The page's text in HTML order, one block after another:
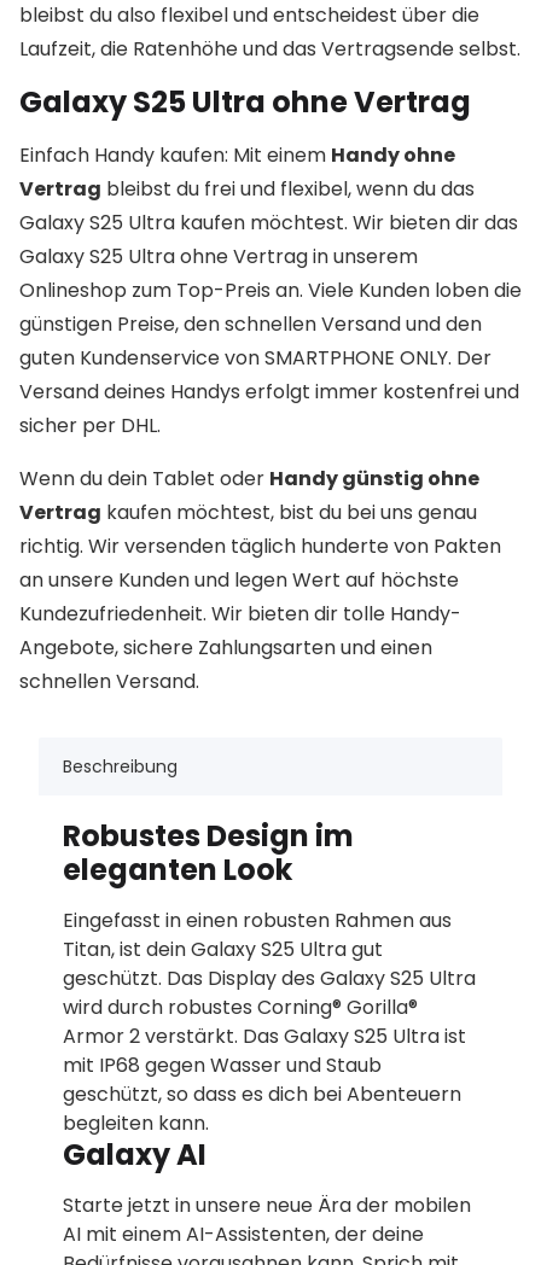
bleibst du also flexibel und entscheidest über die
Laufzeit, die Ratenhöhe und das Vertragsende selbst.
Galaxy S25 Ultra ohne Vertrag
Einfach Handy kaufen: Mit einem Handy ohne
Vertrag bleibst du frei und flexibel, wenn du das
Galaxy S25 Ultra kaufen möchtest. Wir bieten dir das
Galaxy S25 Ultra ohne Vertrag in unserem
Onlineshop zum Top-Preis an. Viele Kunden loben die
günstigen Preise, den schnellen Versand und den
guten Kundenservice von SMARTPHONE ONLY. Der
Versand deines Handys erfolgt immer kostenfrei und
sicher per DHL.
Wenn du dein Tablet oder Handy günstig ohne
Vertrag kaufen möchtest, bist du bei uns genau
richtig. Wir versenden täglich hunderte von Pakten
an unsere Kunden und legen Wert auf höchste
Kundezufriedenheit. Wir bieten dir tolle Handy-
Angebote, sichere Zahlungsarten und einen
schnellen Versand.
Beschreibung
Robustes Design im
eleganten Look
Eingefasst in einen robusten Rahmen aus
Titan, ist dein Galaxy S25 Ultra gut
geschützt. Das Display des Galaxy S25 Ultra
wird durch robustes Corning® Gorilla®
Armor 2 verstärkt. Das Galaxy S25 Ultra ist
mit IP68 gegen Wasser und Staub
geschützt, so dass es dich bei Abenteuern
begleiten kann.
Galaxy AI
Starte jetzt in unsere neue Ära der mobilen
AI mit einem AI-Assistenten, der deine